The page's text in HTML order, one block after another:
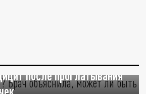
Врач объяснила, может
после проглатывания